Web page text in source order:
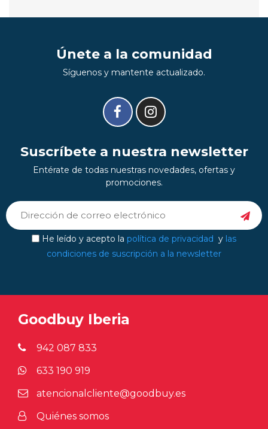
Únete a la comunidad
Síguenos y mantente actualizado.
Suscríbete a nuestra newsletter
Entérate de todas nuestras novedades, ofertas y
promociones.
He leído y acepto la política de privacidad y las
condiciones de suscripción a la newsletter
Goodbuy Iberia
942 087 833
633 190 919
atencionalcliente@goodbuy.es
Quiénes somos